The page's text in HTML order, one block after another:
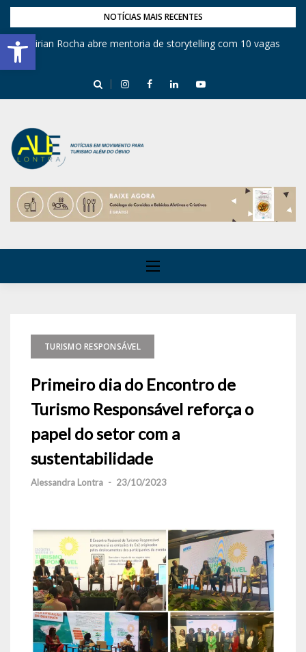
Barra de Ferramentas Aberta
NOTÍCIAS MAIS RECENTES
Mirian Rocha abre mentoria de storytelling com 10 vagas
TURISMO RESPONSÁVEL
Primeiro dia do Encontro de
Turismo Responsável reforça o
papel do setor com a
sustentabilidade
Alessandra Lontra - 23/10/2023